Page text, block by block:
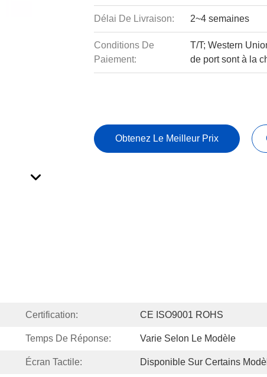
Délai De Livraison: 2~4 semaines
Conditions De
Paiement:
T/T; Western
de port sont à la
Obtenez Le Meilleur Prix
Certification: CE ISO9001 ROHS
Temps De Réponse: Varie Selon Le Modèle
Écran Tactile: Disponible Sur Certains